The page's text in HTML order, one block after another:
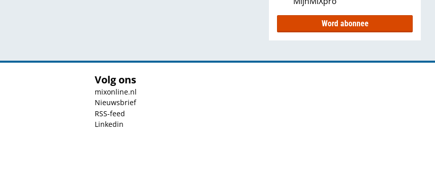
Word abonnee
Volg ons
mixonline.nl
Nieuwsbrief
RSS-feed
Linkedin